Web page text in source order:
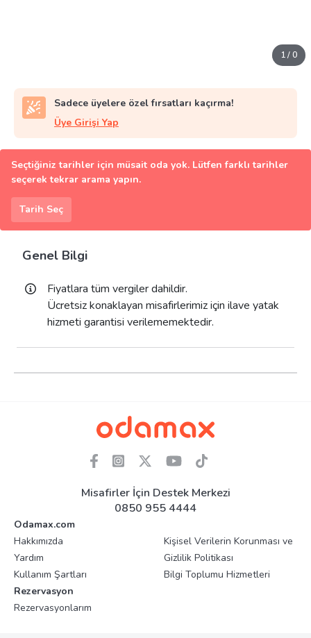
1/0
Sadece üyelere özel fırsatları kaçırma!
Üye Girişi Yap
Seçtiğiniz tarihler için müsait oda yok. Lütfen farklı tarihler
seçerek tekrar arama yapın.
Tarih Seç
Genel Bilgi
Fiyatlara tüm vergiler dahildir.
Ücretsiz konaklayan misafirlerimiz için ilave yatak
hizmeti garantisi verilememektedir.
Misafirler İçin Destek Merkezi
0850 955 4444
Odamax.com
Hakkımızda
Yardım
Kullanım Şartları
Kişisel Verilerin Korunması ve
Gizlilik Politikası
Bilgi Toplumu Hizmetleri
Rezervasyon
Rezervasyonlarım